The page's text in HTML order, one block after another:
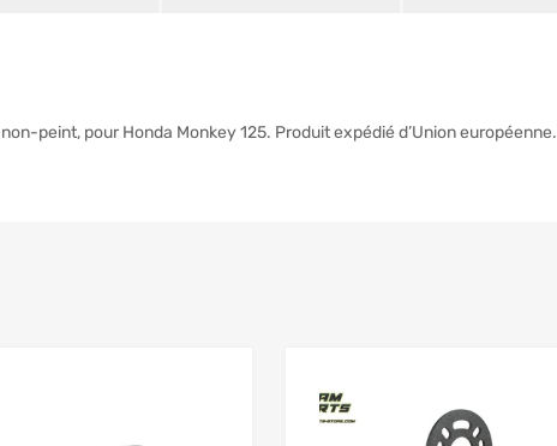
peint, pour Honda Monkey 125. Produit expédié d’Union européenne.
Add to Wishlist